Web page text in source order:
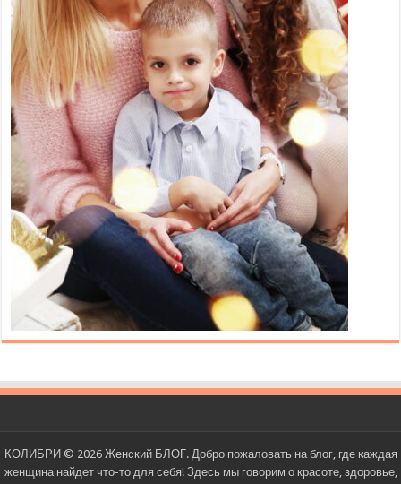
КОЛИБРИ © 2026 Женский БЛОГ. Добро пожаловать на блог, где каждая
женщина найдет что-то для себя! Здесь мы говорим о красоте, здоровье,